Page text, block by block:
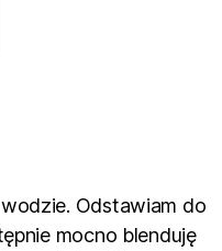
Odstawiam do
mocno blenduję